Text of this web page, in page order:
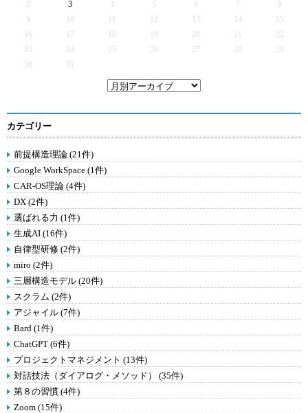
2
3 4 5 6 7
9
12 13 14
15
16
17 19 20 21
22
23
24 25 26 27 28
29
30
31
カテゴリー
前提構造理論 (21件)
Google WorkSpace (1件)
CAR-OS理論 (4件)
DX (2件)
選ばれる力 (1件)
生成AI (16件)
自律型研修 (2件)
miro (2件)
三層構造モデル (20件)
スクラム (2件)
アジャイル (7件)
Bard (1件)
ChatGPT (6件)
プロジェクトマネジメント (13件)
対話技法（ダイアログ・メソッド） (35件)
第８の習慣 (4件)
Zoom (15件)